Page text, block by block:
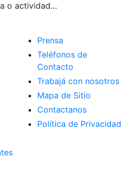
o actividad…
Prensa
Teléfonos de
Contacto
Trabajá con nosotros
Mapa de Sitio
Contactanos
Política de Privacidad